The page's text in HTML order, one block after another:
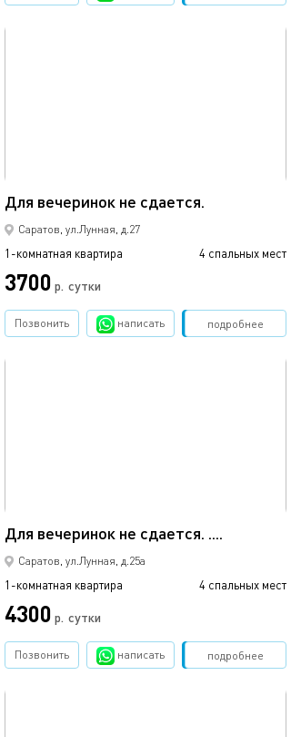
Для вечеринок не сдается.
Саратов, ул.Лунная, д.27
1-комнатная квартира 4 спальных мест
3700 р. сутки
подробнее
Позвонить написать Забронировать
Для вечеринок не сдается. ....
Саратов, ул.Лунная, д.25а
1-комнатная квартира 4 спальных мест
4300 р. сутки
подробнее
Позвонить написать Забронировать